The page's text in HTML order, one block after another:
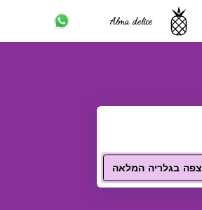
Alma delice
צפה בגלריה המלאה